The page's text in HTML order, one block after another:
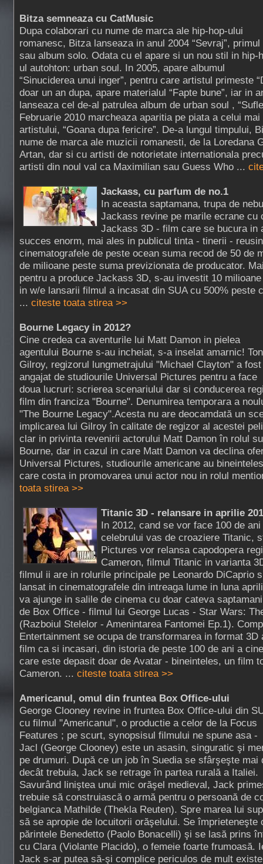
Bitza semneaza cu CatMusic
Dupa colaborari cu nume de marca ale hip-hop-ului
romanesc, Bitza lanseaza in anul 2004 “Sevraj”, primul
sau album solo. Odata cu el apare si un nou stil in hip-
ul autohton: urban soul. In 2005, apare albumul
“Sinuciderea unui inger”, pentru care artistul primeste
doar un an dupa, apare materialul “Fapte bune”, iar in
lanseaza cel de-al patrulea album de urban soul ,
Februarie 2010 marcheaza aparitia pe piata a celui
artistului, “Goana dupa fericire”. De-a lungul timpului,
nume de marca ale muzicii romanesti, de la Loredana
Artan, dar si cu artisti de notorietate internationala
artisti din noul val ca Maximilian sau Guess Who ...
Jackass, cu parfum de no.1
In aceasta saptamana, trupa de
Jackass revine pe marile ecrane cu
Jackass 3D - film care se bucura in
succes enorm, mai ales in publicul tinta - tinerii -
cinematografele de peste ocean suma recod de 50 de
de milioane peste suma previzionata de producator.
pentru a produce Jackass 3D, s-au investit 10
in w/e lansarii filmul a incasat din SUA cu 500% peste
... citeste toata stirea >>
Bourne Legacy in 2012?
Cine credea ca aventurile lui Matt Damon in pielea
agentului Bourne s-au incheiat, s-a inselat amarnic!
Gilroy, regizorul lungmetrajului "Michael Clayton" a fost
angajat de studiourile Universal Pictures pentru a face
doua lucruri: scrierea scenariului dar si conducerea
film din franciza "Bourne". Denumirea temporara a
"The Bourne Legacy".Acesta nu are deocamdată un
implicarea lui Gilroy în calitate de regizor al acestei
clar in privinta revenirii actorului Matt Damon în rolul
Bourne, dar in cazul in care Matt Damon va declina
Universal Pictures, studiourile americane au
care costa in promovarea unui actor nou in rolul
toata stirea >>
Titanic 3D - relansare in aprilie
In 2012, cand se vor face 100 de
celebrului vas de croaziere Titanic,
Pictures vor relansa capodopera
Cameron, filmul Titanic in varianta
filmul ii are in rolurile principale pe Leonardo DiCaprio
lansat in cinematografele din intreaga lume in luna
va ajunge in salile de cinema cu doar cateva
de Box Office - filmul lui George Lucas - Star Wars:
(Razboiul Stelelor - Amenintarea Fantomei Ep.1).
Entertainment se ocupa de transformarea in format 3D
film ca si incasari, din istoria de peste 100 de ani a
care este depasit doar de Avatar - bineinteles, un film
Cameron. ... citeste toata stirea >>
Americanul, omul din fruntea Box Office-ului
George Clooney revine in fruntea Box Office-ului din
cu filmul "Americanul", o productie a celor de la Focus
Features ; pe scurt, synopsisul filmului ne spune asa -
Jacl (George Clooney) este un asasin, singuratic şi
pe drumuri. După ce un job în Suedia se sfârşeşte mai
decât trebuia, Jack se retrage în partea rurală a Italiei.
Savurând liniştea unui mic orăşel medieval, Jack
trebuie să construiască o armă pentru o persoană de
belgianca Mathilde (Thekla Reuten). Spre marea lui
să se apropie de locuitorii orăşelului. Se împrieteneşte
părintele Benedetto (Paolo Bonacelli) şi se lasă prins
cu Clara (Violante Placido), o femeie foarte frumoasă.
Jack s-ar putea să-şi complice periculos de mult